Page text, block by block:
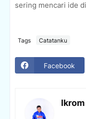
sering mencari ide
Tags Catatanku
Facebook